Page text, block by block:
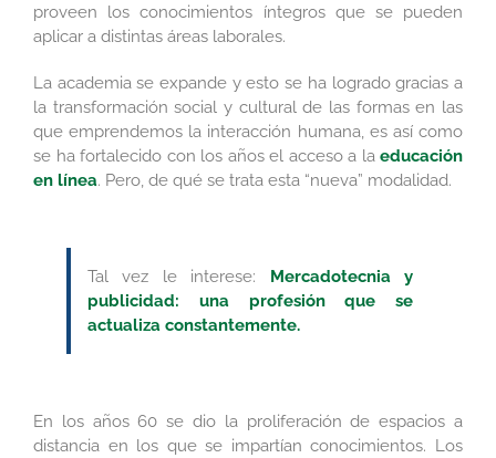
proveen los conocimientos íntegros que se pueden
aplicar a distintas áreas laborales.
La academia se expande y esto se ha logrado gracias a
la transformación social y cultural de las formas en las
que emprendemos la interacción humana, es así como
se ha fortalecido con los años el acceso a la educación
en línea. Pero, de qué se trata esta “nueva” modalidad.
Tal vez le interese: Mercadotecnia y
publicidad: una profesión que se
actualiza constantemente.
En los años 60 se dio la proliferación de espacios a
distancia en los que se impartían conocimientos. Los